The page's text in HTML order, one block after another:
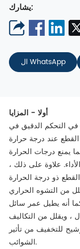
يشارك:
ال WhatsApp
أوﻻ - المزايا
في التحكم الدقيق في
عند درجة حرارة
مئوية ، مما يمنع درجات الحرارة
علاوة على ذلك ،
ذو درجة الحرارة
من التشوه الحراري
أنه يطيل عمر سائل
، ويقلل من التكاليف
للتخفيف من تأثير
الشوائب.